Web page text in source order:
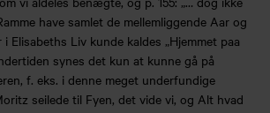
have samlet de mellemliggende Aar og
Elisabeths Liv kunde kaldes „Hjemmet paa
synes det kun at kunne gå på
f. eks. i denne meget underfundige
seilede til Fyen, det vide vi, og Alt hvad